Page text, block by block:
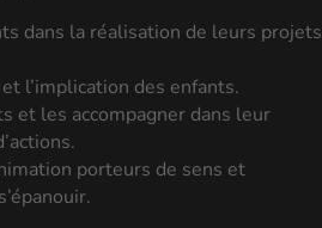
dans la réalisation de leurs projets
l’implication des enfants.
et les accompagner dans leur
porteurs de sens et